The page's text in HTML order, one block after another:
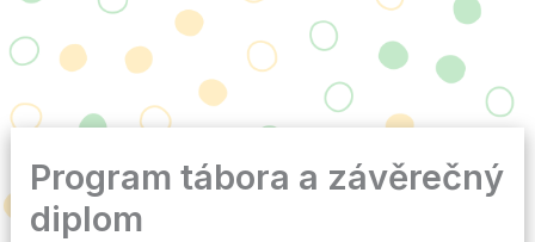
Program tábora a závěrečný
diplom